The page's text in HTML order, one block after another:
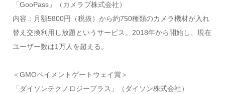
「GooPass」（カメラブ株式会社）
内容：月額5800円（税抜）から約750種類のカメラ機材が入れ
替え交換利用し放題というサービス。2018年から開始し、現在
ユーザー数は1万人を超える。
＜GMOペイメントゲートウェイ賞＞
「ダイソンテクノロジープラス」（ダイソン株式会社）